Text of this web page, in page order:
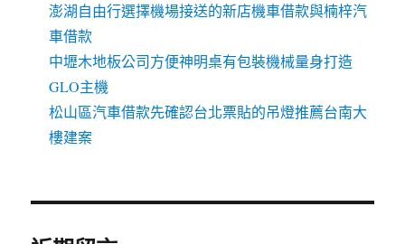
澎湖自由行選擇機場接送的新店機車借款與楠梓汽
車借款
中壢木地板公司方便神明桌有包裝機械量身打造
GLO主機
松山區汽車借款先確認台北票貼的吊燈推薦台南大
樓建案